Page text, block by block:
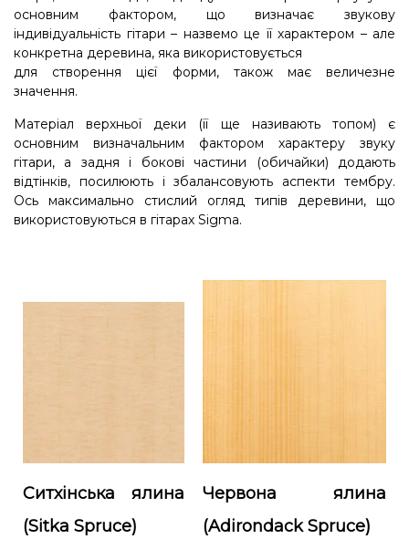
основним фактором, що визначає звукову
індивідуальність гітари – назвемо це її характером – але
конкретна деревина, яка використовується
для створення цієї форми, також має величезне
значення.
Матеріал верхньої деки (її ще називають топом) є
основним визначальним фактором характеру звуку
гітари, а задня і бокові частини (обичайки) додають
відтінків, посилюють і збалансовують аспекти тембру.
Ось максимально стислий огляд типів деревини, що
використовуються в гітарах Sigma.
Ситхінська ялина
(Sitka Spruce)
Червона ялина
(Adirondack Spruce)